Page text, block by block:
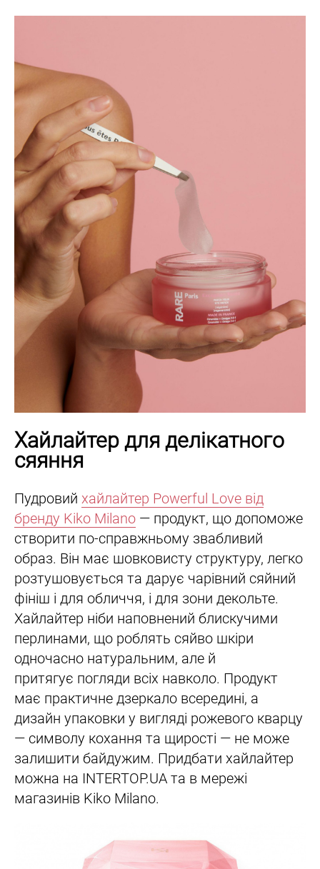
Хайлайтер для делікатного
сяяння
Пудровий хайлайтер Powerful Love від
бренду Kiko Milano — продукт, що допоможе
створити по-справжньому звабливий
образ. Він має шовковисту структуру, легко
розтушовується та дарує чарівний сяйний
фініш і для обличчя, і для зони декольте.
Хайлайтер ніби наповнений блискучими
перлинами, що роблять сяйво шкіри
одночасно натуральним, але й
притягує погляди всіх навколо. Продукт
має практичне дзеркало всередині, а
дизайн упаковки у вигляді рожевого кварцу
— символу кохання та щирості — не може
залишити байдужим. Придбати хайлайтер
можна на INTERTOP.UA та в мережі
магазинів Kiko Milano.